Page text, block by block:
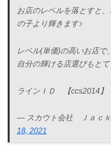
お店のレベルを落とすと
の子より輝きます♪
レベル(単価)の高いお店で
自分の輝ける店選びもと
ラインＩＤ 【ccs2014】
— スカウト会社 Ｊａｃｋ
18, 2021